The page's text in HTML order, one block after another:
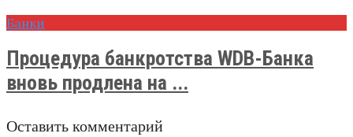
Банки
Процедура банкротства WDB-Банка
вновь продлена на ...
Оставить комментарий